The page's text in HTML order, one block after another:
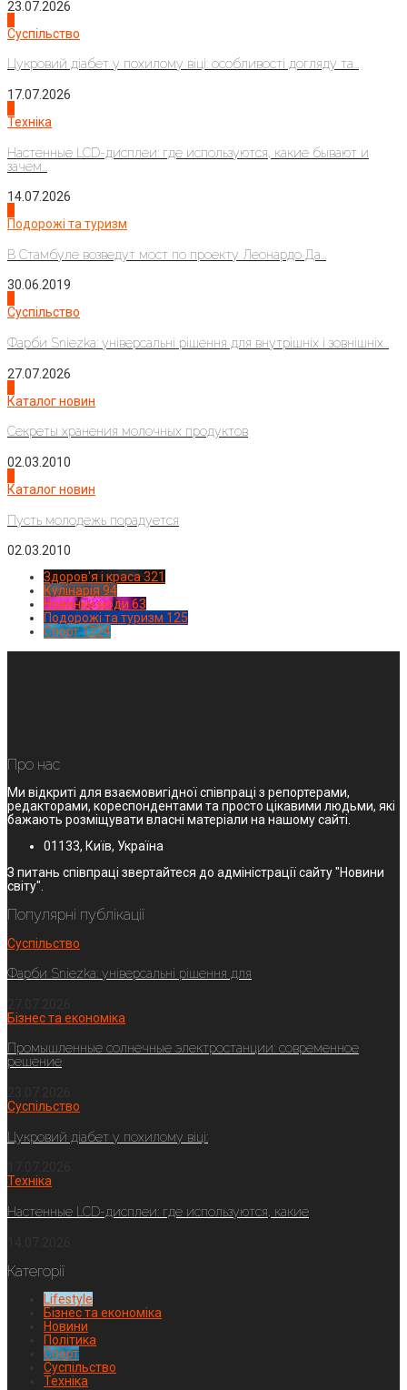
23.07.2026
Суспільство
Цукровий діабет у похилому віці: особливості догляду та...
17.07.2026
Техніка
Настенные LCD-дисплеи: где используются, какие бывают и
зачем...
14.07.2026
Подорожі та туризм
В Стамбуле возведут мост по проекту Леонардо Да...
30.06.2019
Суспільство
Фарби Sniezka: універсальні рішення для внутрішніх і зовнішніх...
27.07.2026
Каталог новин
Секреты хранения молочных продуктов
02.03.2010
Каталог новин
Пусть молодежь порадуется
02.03.2010
Здоров'я і краса 321
Кулінарія 94
Новинки моди 63
Подорожі та туризм 125
Спорт1224
Про нас
Ми відкриті для взаємовигідної співпраці з репортерами,
редакторами, кореспондентами та просто цікавими людьми, які
бажають розміщувати власні матеріали на нашому сайті.
01133, Київ, Україна
З питань співпраці звертайтеся до адміністрації сайту "Новини
світу".
Популярні публікації
Суспільство
Фарби Sniezka: універсальні рішення для
Бізнес та економіка
Промышленные солнечные электростанции: современное
решение
Суспільство
Цукровий діабет у похилому віці:
Техніка
Настенные LCD-дисплеи: где используются, какие
Категорії
Lifestyle
Бізнес та економіка
Новини
Політика
Спорт
Суспільство
Техніка